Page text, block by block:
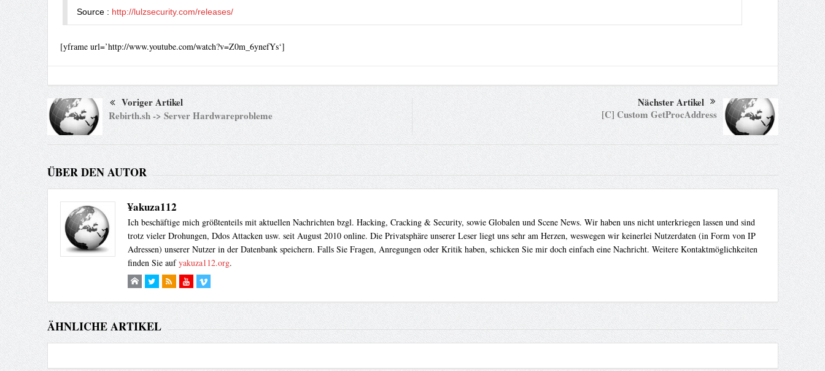
Source : http://lulzsecurity.com/releases/
[yframe url=’http://www.youtube.com/watch?v=Z0m_6ynefYs‘]
Voriger Artikel
Rebirth.sh -> Server Hardwareprobleme
Nächster Artikel
[C] Custom GetProcAddress
ÜBER DEN AUTOR
¥akuza112
Ich beschäftige mich größtenteils mit aktuellen Nachrichten bzgl. Hacking, Cracking & Security, sowie Globalen und Scene News. Wir haben uns nicht unterkriegen lassen und sind
trotz vieler Drohungen, Ddos Attacken usw. seit August 2010 online. Die Privatsphäre unserer Leser liegt uns sehr am Herzen, weswegen wir keinerlei Nutzerdaten (in Form von IP
Adressen) unserer Nutzer in der Datenbank speichern. Falls Sie Fragen, Anregungen oder Kritik haben, schicken Sie mir doch einfach eine Nachricht. Weitere Kontaktmöglichkeiten
finden Sie aufyakuza112.org.
ÄHNLICHE ARTIKEL